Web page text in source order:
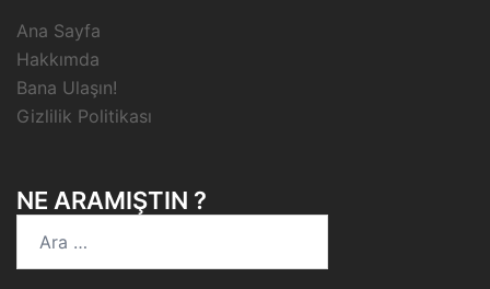
Ana Sayfa
Hakkımda
Bana Ulaşın!
Gizlilik Politikası
NE ARAMIŞTIN ?